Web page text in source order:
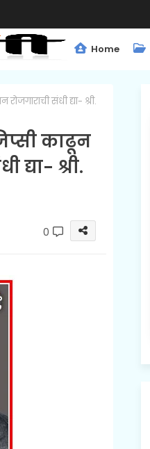
Home
संधी द्या- श्री.
काढून
द्या- श्री.
0